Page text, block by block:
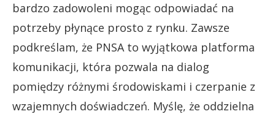
bardzo zadowoleni mogąc odpowiadać na
potrzeby płynące prosto z rynku. Zawsze
podkreślam, że PNSA to wyjątkowa platforma
komunikacji, która pozwala na dialog
pomiędzy różnymi środowiskami i czerpanie z
wzajemnych doświadczeń. Myślę, że oddzielna